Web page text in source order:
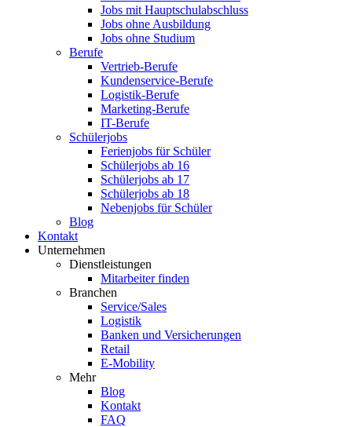
Jobs mit Hauptschulabschluss
Jobs ohne Ausbildung
Jobs ohne Studium
Berufe
Vertrieb-Berufe
Kundenservice-Berufe
Logistik-Berufe
Marketing-Berufe
IT-Berufe
Schülerjobs
Ferienjobs für Schüler
Schülerjobs ab 16
Schülerjobs ab 17
Schülerjobs ab 18
Nebenjobs für Schüler
Blog
Kontakt
Unternehmen
Dienstleistungen
Mitarbeiter finden
Branchen
Service/Sales
Logistik
Banken und Versicherungen
Retail
E-Mobility
Mehr
Blog
Kontakt
FAQ